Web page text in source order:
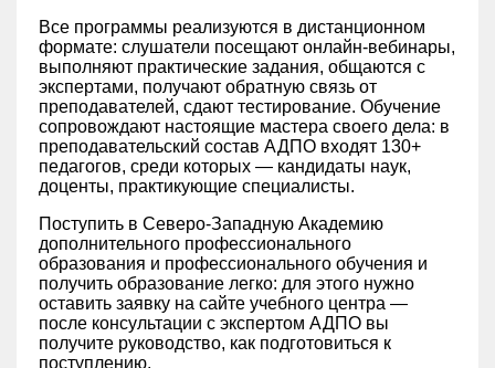
Все программы реализуются в дистанционном
формате: слушатели посещают онлайн-вебинары,
выполняют практические задания, общаются с
экспертами, получают обратную связь от
преподавателей, сдают тестирование. Обучение
сопровождают настоящие мастера своего дела: в
преподавательский состав АДПО входят 130+
педагогов, среди которых — кандидаты наук,
доценты, практикующие специалисты.
Поступить в Северо-Западную Академию
дополнительного профессионального
образования и профессионального обучения и
получить образование легко: для этого нужно
оставить заявку на сайте учебного центра —
после консультации с экспертом АДПО вы
получите руководство, как подготовиться к
поступлению.